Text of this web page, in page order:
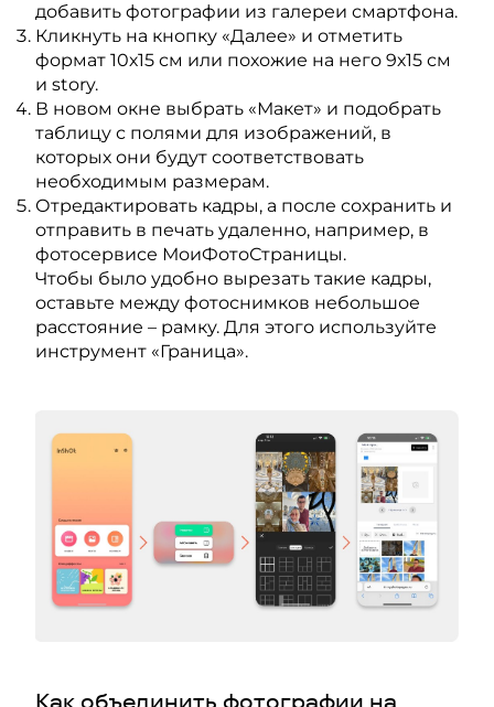
добавить фотографии из галереи смартфона.
Кликнуть на кнопку «Далее» и отметить
формат 10х15 см или похожие на него 9х15 см
и story.
В новом окне выбрать «Макет» и подобрать
таблицу с полями для изображений, в
которых они будут соответствовать
необходимым размерам.
Отредактировать кадры, а после сохранить и
отправить в печать удаленно, например, в
фотосервисе МоиФотоСтраницы.
Чтобы было удобно вырезать такие кадры,
оставьте между фотоснимков небольшое
расстояние – рамку. Для этого используйте
инструмент «Граница».